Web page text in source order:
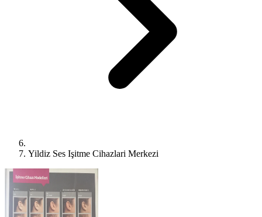
Yildiz Ses Işitme Cihazlari Merkezi